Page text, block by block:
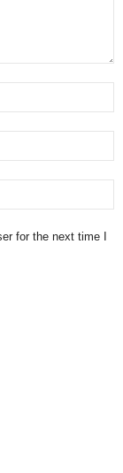
for the next time I